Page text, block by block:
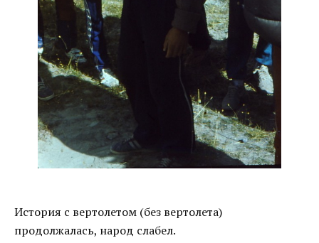
История с вертолетом (без вертолета)
продолжалась, народ слабел.